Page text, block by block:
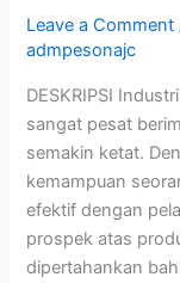
Leave a Comment
admpesonajc
DESKRIPSI
sangat pesat
semakin ketat.
kemampuan
efektif dengan
prospek atas
dipertahankan